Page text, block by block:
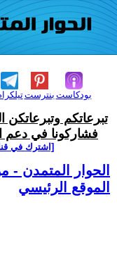
بنترست بودكاست
تبرعاتكم وتبرعاتكن
فشاركونا في دعم
[اشترك في
الحوار المتمدن -
الموقع الرئيسي